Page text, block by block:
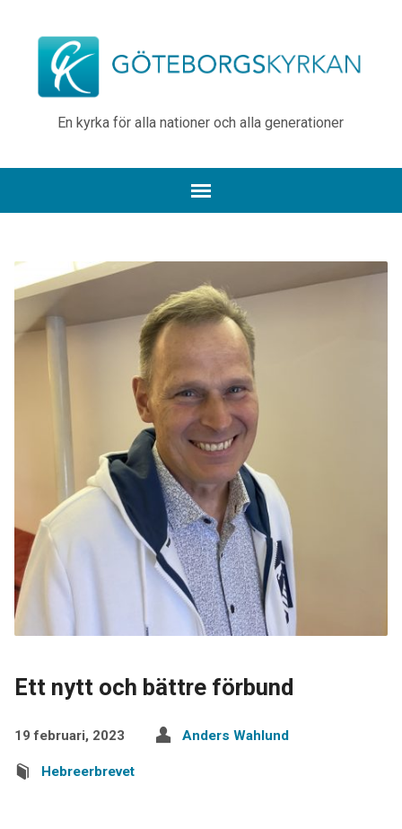
En kyrka för alla nationer och alla generationer
Ett nytt och bättre förbund
19 februari, 2023 Anders Wahlund
Hebreerbrevet